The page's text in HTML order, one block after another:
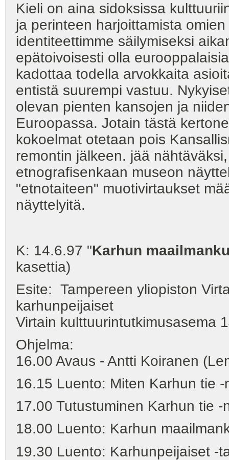
Kieli on aina sidoksissa
ja perinteen harjoittamista
identiteettimme säilymiseksi
epätoivoisesti olla
kadottaa todella arvokkaita
entistä suurempi vastuu.
olevan pienten kansojen ja
Euroopassa. Jotain tästä
kokoelmat otetaan pois
remontin jälkeen. jää
etnografisenkaan museon
"etnotaiteen" muotivirtaukset
näyttelyitä.
K: 14.6.97 "Karhun
kasettia)
Esite: Tampereen yliopiston
karhunpeijaiset
Virtain kulttuurintutkimusasema
Ohjelma:
16.00 Avaus - Antti Koiranen
16.15 Luento: Miten Karhun tie
17.00 Tutustuminen Karhun tie
18.00 Luento: Karhun
19.30 Luento: Karhunpeijaiset -